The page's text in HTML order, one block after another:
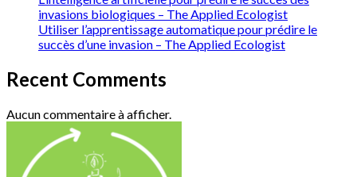
invasions biologiques – The Applied Ecologist
Utiliser l’apprentissage automatique pour prédire le
succès d’une invasion – The Applied Ecologist
Recent Comments
Aucun commentaire à afficher.